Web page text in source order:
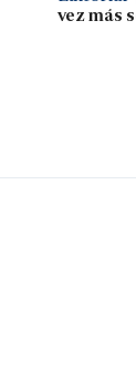
vez más